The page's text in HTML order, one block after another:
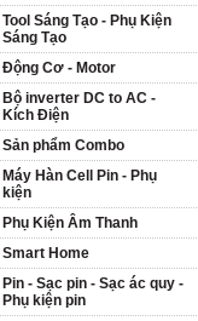
Tool Sáng Tạo - Phụ Kiện
Sáng Tạo
Động Cơ - Motor
Bộ inverter DC to AC -
Kích Điện
Sản phẩm Combo
Máy Hàn Cell Pin - Phụ
kiện
Phụ Kiện Âm Thanh
Smart Home
Pin - Sạc pin - Sạc ác quy -
Phụ kiện pin